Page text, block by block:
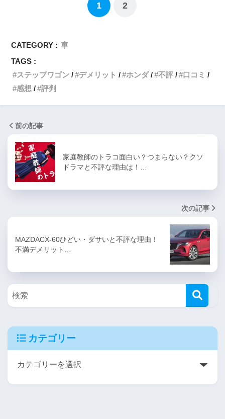
1 2
CATEGORY : 車
TAGS :
ステップワゴン
デメリット ホンダ 不評
口コミ
感想
評判
前の記事
家庭教師のトラコ面白い？つまらない？クソ
ドラマと不評な理由は！…
次の記事
MAZDACX-60ひどい・ダサいと不評な理由！
不満デメリット…
カテゴリー